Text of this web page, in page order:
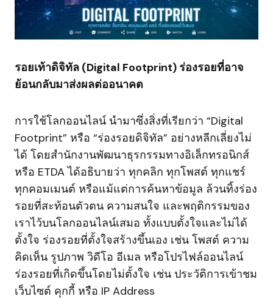
รอยเท้าดิจิทัล (Digital Footprint) ร่องรอยที่อาจ
ย้อนกลับมาส่งผลต่ออนาคต
การใช้โลกออนไลน์ นำมาซึ่งสิ่งที่เรียกว่า “Digital
Footprint” หรือ “ร่องรอยดิจิทัล” อย่างหลีกเลี่ยงไม่
ได้ โดยสำนักงานพัฒนาธุรกรรมทางอิเล็กทรอนิกส์
หรือ ETDA ได้อธิบายว่า ทุกคลิก ทุกโพสต์ ทุกแชร์
ทุกคอมเมนต์ หรือแม้แต่การค้นหาข้อมูล ล้วนทิ้งร่อง
รอยที่สะท้อนตัวตน ความสนใจ และพฤติกรรมของ
เราไว้บนโลกออนไลน์เสมอ ทั้งแบบตั้งใจและไม่ได้
ตั้งใจ ร่องรอยที่ตั้งใจสร้างขึ้นเอง เช่น โพสต์ ความ
คิดเห็น รูปภาพ วิดีโอ อีเมล หรือโปรไฟล์ออนไลน์
ร่องรอยที่เกิดขึ้นโดยไม่ตั้งใจ เช่น ประวัติการเข้าชม
เว็บไซต์ คุกกี้ หรือ IP Address